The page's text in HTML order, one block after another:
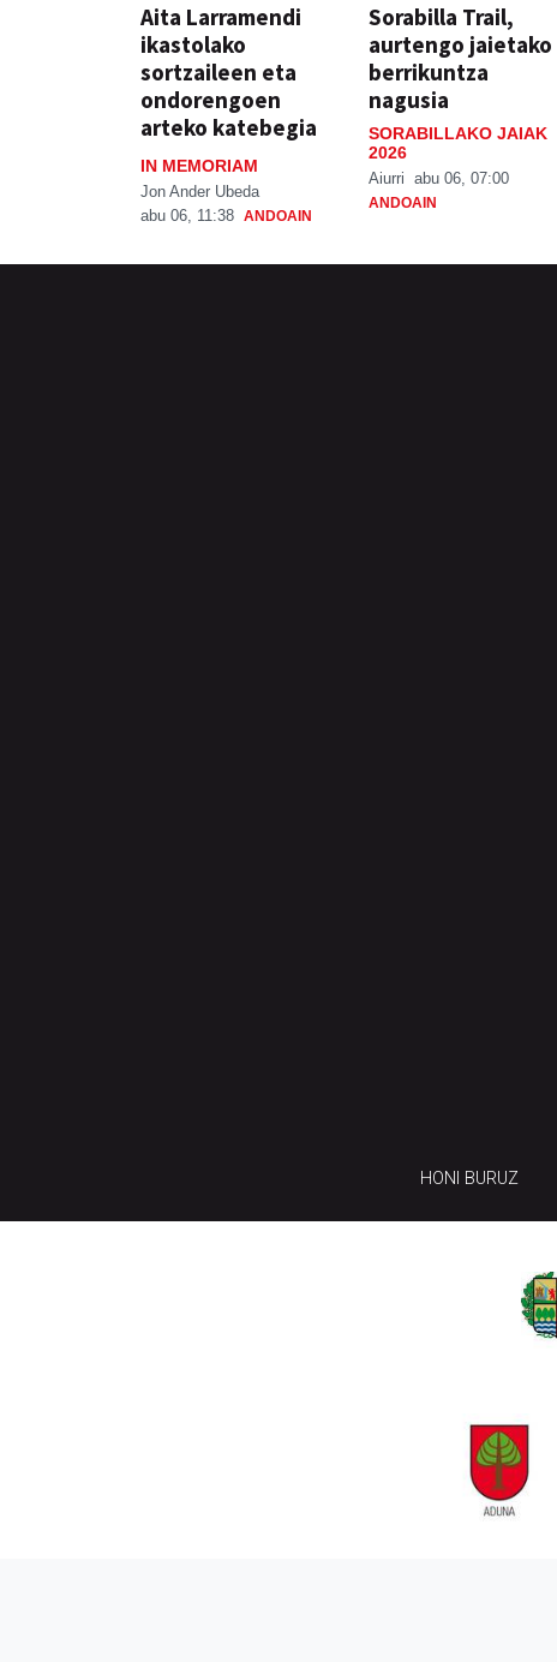
Aita Larramendi
ikastolako
sortzaileen eta
ondorengoen
arteko katebegia
IN MEMORIAM
Jon Ander Ubeda
abu 06, 11:38 ANDOAIN
Sorabilla Trail,
aurtengo jaietako
berrikuntza
nagusia
SORABILLAKO JAIAK
2026
Aiurri abu 06, 07:00
ANDOAIN
HONI BURUZ